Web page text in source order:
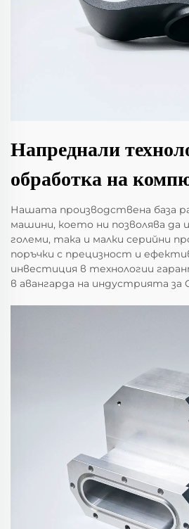
Напреднали
обработка на
Нашата производствена база
машини, което ни позволява да
големи, така и малки серийни
поръчки с прецизност и
инвестиция в технологии
в авангарда на индустрията за